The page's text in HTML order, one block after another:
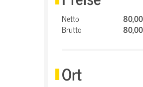
Netto
Brutto
Ort